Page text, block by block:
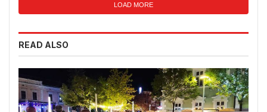
LOAD MORE
READ ALSO